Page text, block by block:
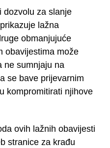
dozvolu za slanje
lažna
obmanjujuće
obavijestima može
ne sumnjaju na
se bave prijevarnim
kompromitirati njihove
ovih lažnih obavijesti
stranice za krađu